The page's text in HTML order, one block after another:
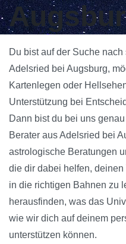
Du bist auf der Suche
Adelsried bei Augsburg,
Kartenlegen oder
Unterstützung bei
Dann bist du bei uns
Berater aus Adelsried bei
astrologische Beratungen
die dir dabei helfen,
in die richtigen Bahnen zu
herausfinden, was das
wie wir dich auf deinem
unterstützen können.